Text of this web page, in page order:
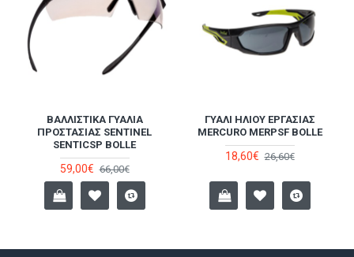
ΒΑΛΛΙΣΤΙΚΆ ΓΥΑΛΙΆ
ΠΡΟΣΤΑΣΊΑΣ SENTINEL
SENTICSP BOLLE
59,00€ 66,00€
ΓΥΑΛΊ ΗΛΊΟΥ ΕΡΓΑΣΊΑΣ
MERCURO MERPSF BOLLE
18,60€ 26,60€